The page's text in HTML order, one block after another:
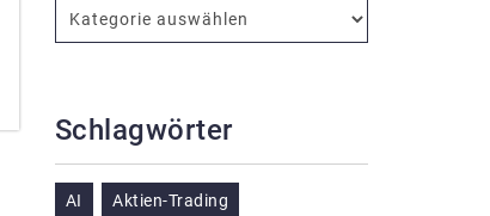
Schlagwörter
AI Aktien-Trading